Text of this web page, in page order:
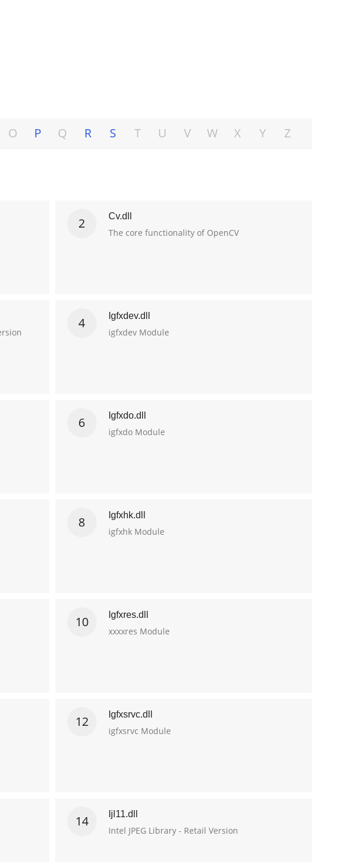
O P Q R S T U V W X Y Z
2 Cv.dll
The core functionality of OpenCV
4 Igfxdev.dll
igfxdev Module
6 Igfxdo.dll
igfxdo Module
8 Igfxhk.dll
igfxhk Module
10 Igfxres.dll
xxxxres Module
12 Igfxsrvc.dll
igfxsrvc Module
14 Ijl11.dll
Intel JPEG Library - Retail Version